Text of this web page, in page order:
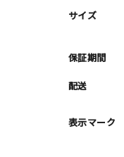
サイズ
保証期間
配送
表示マーク